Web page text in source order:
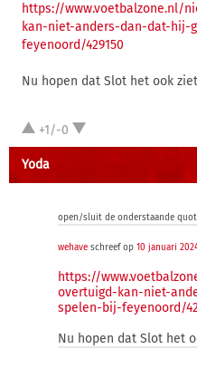
https://www.voetbalzone.nl/
kan-niet-anders-dan-dat-hij-
feyenoord/429150
Nu hopen dat Slot het ook
+1/-0
Yoda
open/sluit de onderstaande
wehave schreef op 10 januari
https://
overtuigd-kan-niet-
spelen-bij-feyenoord/
Nu hopen dat Slot het